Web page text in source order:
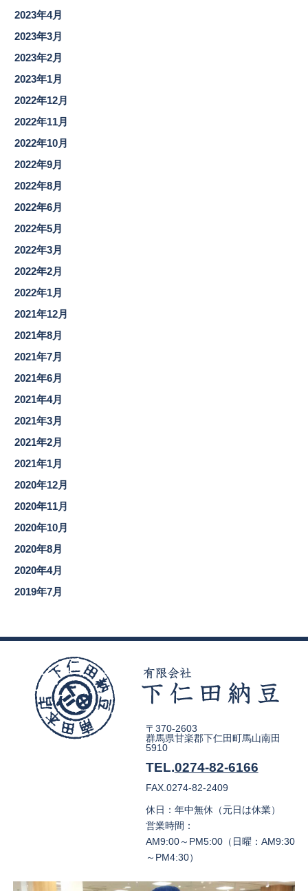
2023年4月
2023年3月
2023年2月
2023年1月
2022年12月
2022年11月
2022年10月
2022年9月
2022年8月
2022年6月
2022年5月
2022年3月
2022年2月
2022年1月
2021年12月
2021年8月
2021年7月
2021年6月
2021年4月
2021年3月
2021年2月
2021年1月
2020年12月
2020年11月
2020年10月
2020年8月
2020年4月
2019年7月
〒370-2603
群馬県甘楽郡下仁田町馬山南田
5910
TEL.0274-82-6166
FAX.0274-82-2409
休日：年中無休（元日は休業）
営業時間：
AM9:00～PM5:00（日曜：AM9:30
～PM4:30）